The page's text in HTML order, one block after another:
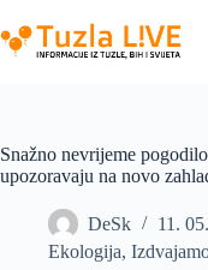
to
content
Snažno nevrijeme
upozoravaju na novo
DeSk
11.
Ekologija,